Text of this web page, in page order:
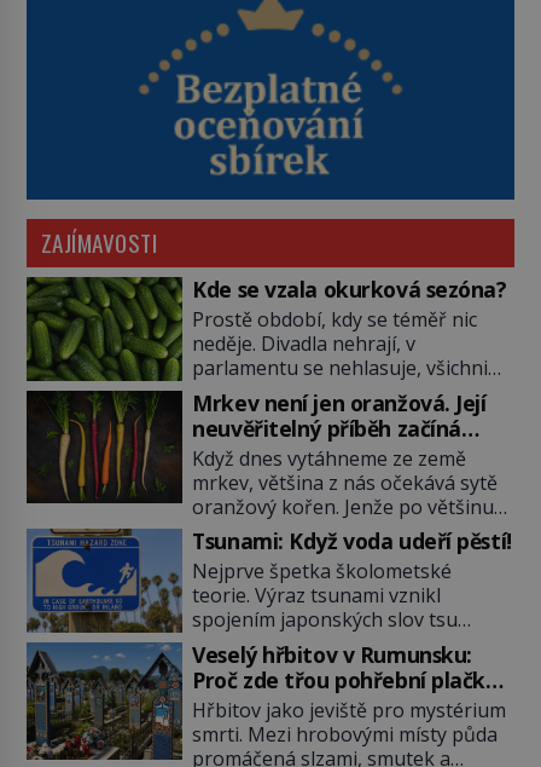
ZAJÍMAVOSTI
Kde se vzala okurková sezóna?
Prostě období, kdy se téměř nic
neděje. Divadla nehrají, v
parlamentu se nehlasuje, všichni
jsou na dovolené a média tak
nemají o čem mluvit a psát. A
vymýšlejí si proto témata, které
nikoho nezajímají. Proč je však ona
letní doba spojovaná zrovna s
okurkami? Okurkovou sezónu
známe už od poloviny 19. století,
ovšem jako Češi […]
Mrkev není jen oranžová. Její
neuvěřitelný příběh začíná
fialovou barvou
Když dnes vytáhneme ze země
mrkev, většina z nás očekává sytě
oranžový kořen. Jenže po většinu
své historie je mrkev všechno
možné, jen ne oranžová. Je fialová,
žlutá, bílá, někdy dokonce téměř
černá. Až díky stovkám let
pečlivého šlechtění se z ní stává
zelenina, bez které si českou
zahradu ani nedokážeme
představit. Její příběh je […]
Tsunami: Když voda udeří pěstí!
Nejprve špetka školometské
teorie. Výraz tsunami vznikl
spojením japonských slov tsu
(přístav) a nami (vlna). Jedná se o
dlouhou vlnu, která je na volném
moři takřka nepostřehnutelná.
Ačkoli je vlnová délka tsunami i 300
kilometrů, výška vlny na volném
Veselý hřbitov v Rumunsku:
Proč zde třou pohřební plačky
bídu s nouzí?
Hřbitov jako jeviště pro mystérium
smrti. Mezi hrobovými místy půda
promáčená slzami, smutek a